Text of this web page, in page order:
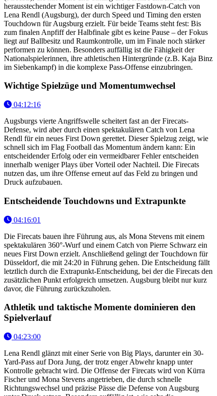
herausstechender Moment ist ein wichtiger Fastdown-Catch von
Lena Rendl (Augsburg), der durch Speed und Timing den ersten
Touchdown für Augsburg erzielt. Für beide Teams steht fest: Bis
zum finalen Anpfiff der Halbfinale gibt es keine Pause – der Fokus
liegt auf Ballbesitz und Raumkontrolle, um im Finale noch stärker
performen zu können. Besonders auffällig ist die Fähigkeit der
Nationalspielerinnen, ihre athletischen Hintergründe (z.B. Kaja Binz
im Siebenkampf) in die komplexe Pass-Offense einzubringen.
Wichtige Spielzüge und Momentumwechsel
04:12:16
Augsburgs vierte Angriffswelle scheitert fast an der Firecats-
Defense, wird aber durch einen spektakulären Catch von Lena
Rendl für ein neues First Down gerettet. Dieser Spielzug zeigt, wie
schnell sich im Flag Football das Momentum ändern kann: Ein
entscheidender Erfolg oder ein vermeidbarer Fehler entscheiden
innerhalb weniger Plays über Vorteil oder Nachteil. Die Firecats
nutzen das, um ihre Offense erneut auf das Feld zu bringen und
Druck aufzubauen.
Entscheidende Touchdowns und Extrapunkte
04:16:01
Die Firecats bauen ihre Führung aus, als Mona Stevens mit einem
spektakulären 360°-Wurf und einem Catch von Pierre Schwarz ein
neues First Down erzielt. Anschließend gelingt der Touchdown für
Düsseldorf, die mit 24:20 in Führung gehen. Die Entscheidung fällt
letztlich durch die Extrapunkt-Entscheidung, bei der die Firecats den
zusätzlichen Punkt erfolgreich umsetzen. Augsburg bleibt nur kurz
davor, die Führung zurückzuholen.
Athletik und taktische Momente dominieren den
Spielverlauf
04:23:00
Lena Rendl glänzt mit einer Serie von Big Plays, darunter ein 30-
Yard-Pass auf Dora Jung, der trotz enger Abwehr knapp unter
Kontrolle gebracht wird. Die Offense der Firecats wird von Kürra
Fischer und Mona Stevens angetrieben, die durch schnelle
Richtungswechsel und präzise Pässe die Defense von Augsburg